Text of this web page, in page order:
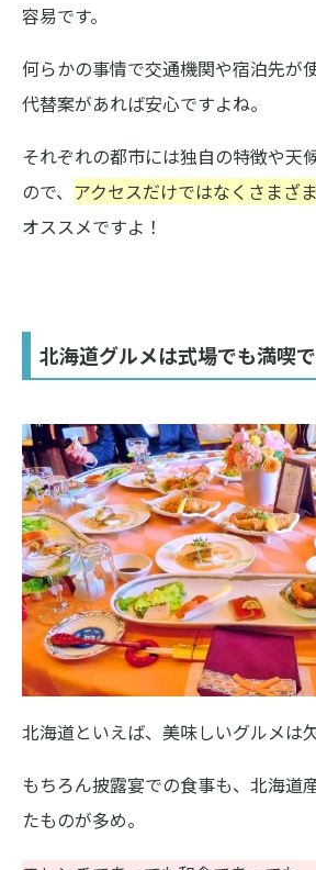
容易です。
何らかの事情で交通機関や宿泊先が
代替案があれば安心ですよね。
それぞれの都市には独自の特徴や天
ので、 アクセスだけではなくさまざ
オススメですよ！
北海道グルメは式場でも満喫
北海道といえば、美味しいグルメは
もちろん披露宴での食事も、北海道
たものが多め。